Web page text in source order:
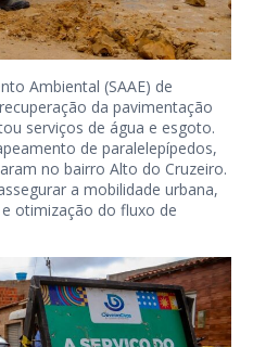
Ambiental (SAAE) de
da pavimentação
serviços de água e esgoto.
de paralelepípedos,
no bairro Alto do Cruzeiro.
a mobilidade urbana,
otimização do fluxo de